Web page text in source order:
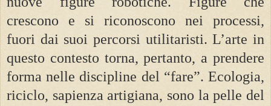
crescono e si riconoscono nei processi,
fuori dai suoi percorsi utilitaristi. L’arte in
questo contesto torna, pertanto, a prendere
forma nelle discipline del “fare”. Ecologia,
riciclo, sapienza artigiana, sono la pelle del